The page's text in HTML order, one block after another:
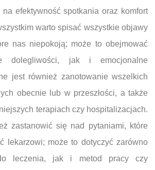
na efektywność spotkania oraz komfort
warto spisać wszystkie objawy
nas niepokoją; może to obejmować
dolegliwości, jak i emocjonalne
jest również zanotowanie wszelkich
obecnie lub w przeszłości, a także
terapiach czy hospitalizacjach.
zastanowić się nad pytaniami, które
lekarzowi; może to dotyczyć zarówno
leczenia, jak i metod pracy czy